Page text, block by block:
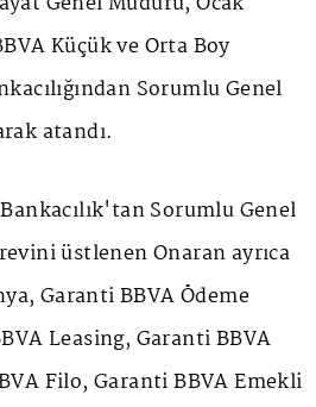
Küçük ve Orta Boy
Sorumlu Genel
atandı.
Sorumlu Genel
üstlenen Onaran ayrıca
Garanti BBVA Ödeme
Leasing, Garanti BBVA
Filo, Garanti BBVA Emekli